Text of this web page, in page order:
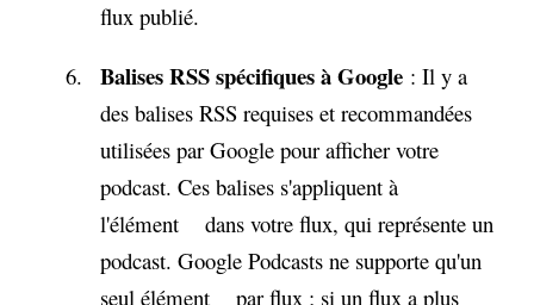
flux publié.
Balises RSS spécifiques à Google: Il y a
des balises RSS requises et recommandées
utilisées par Google pour afficher votre
podcast. Ces balises s'appliquent à
l'élément
dans votre flux, qui représente un
podcast. Google Podcasts ne supporte qu'un
seul élément
par flux ; si un flux a plus